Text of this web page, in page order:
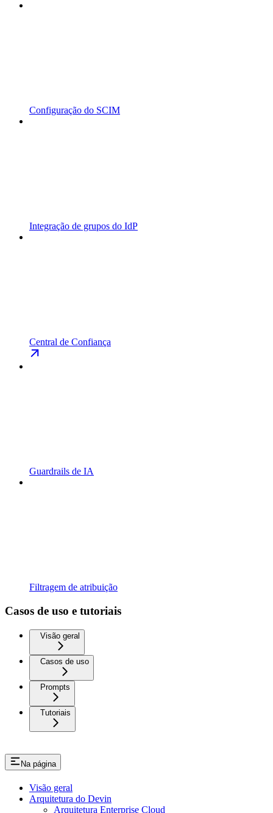
Configuração do SCIM
Integração de grupos do IdP
Central de Confiança
Guardrails de IA
Filtragem de atribuição
Casos de uso e tutoriais
Visão geral
Casos de uso
Prompts
Tutoriais
Na página
Visão geral
Arquitetura do Devin
Arquitetura Enterprise Cloud